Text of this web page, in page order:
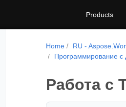
Products
Home RU -
Программирование с
Работа с